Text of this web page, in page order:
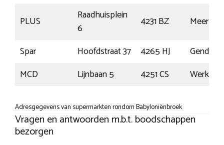
PLUS
Raadhuisplein
6
4231 BZ
Meerkerk
Spar
Hoofdstraat 37 4265 HJ
MCD
Lijnbaan 5 4251 CS
Adresgegevens van supermarkten rondom Babyloniënbroek
Vragen en antwoorden m.b.t. boodschappen
bezorgen